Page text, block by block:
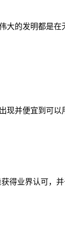
大的发明都是
并便宜到可以
业界认可，并